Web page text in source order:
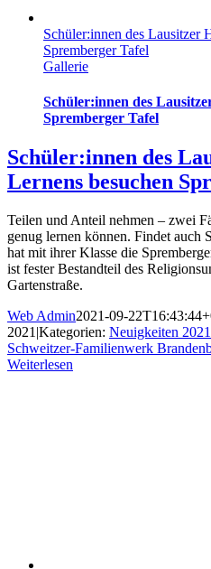
Schüler:innen des Lausitzer
Spremberger Tafel
Gallerie
Schüler:innen des
Spremberger Tafel
Schüler:innen des
Lernens besuchen
Teilen und Anteil nehmen – zwei
genug lernen können. Findet auch
hat mit ihrer Klasse die
ist fester Bestandteil des
Gartenstraße.
Web Admin2021-09-
2021 |Kategorien: Neuigkeiten 2021
Schweitzer-Familienwerk
Weiterlesen